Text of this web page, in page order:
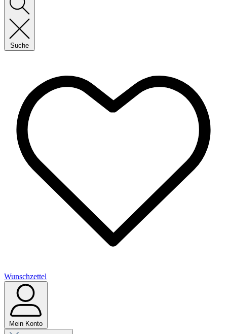
Suche
Wunschzettel
Mein Konto